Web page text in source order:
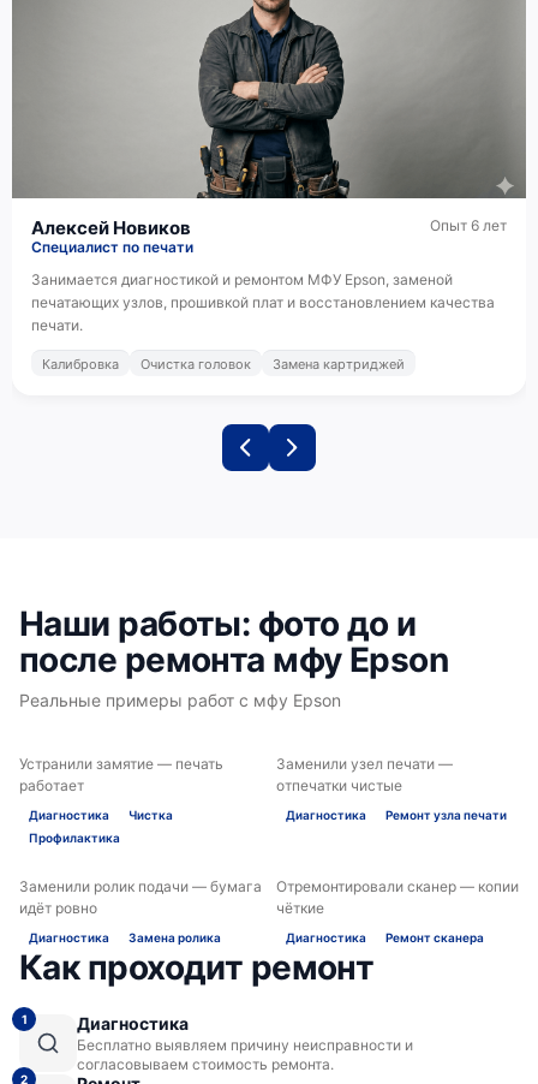
Epson L3156
Epson L3110
Epson L3101
Epson L3100
Epson L1455
Алексей Новиков
Специалист по печати
Опыт 6 лет
Занимается диагностикой и ремонтом МФУ Epson, заменой
печатающих узлов, прошивкой плат и восстановлением качества
печати.
Калибровка Очистка головок Замена картриджей
Наши работы: фото до и
после ремонта мфу Epson
Реальные примеры работ с мфу Epson
ДО ПОСЛЕ
Устранили замятие — печать
работает
Диагностика
Чистка
Профилактика
ДО
Заменили узел печати —
отпечатки чистые
Диагностика Ремонт узла печати
ДО ПОСЛЕ
Заменили ролик подачи — бумага
идёт ровно
Диагностика Замена ролика
ДО ПОСЛЕ
Отремонтировали сканер — копии
чёткие
Диагностика Ремонт сканера
Как проходит ремонт
1 Диагностика
Бесплатно выявляем причину неисправности и
согласовываем стоимость ремонта.
2